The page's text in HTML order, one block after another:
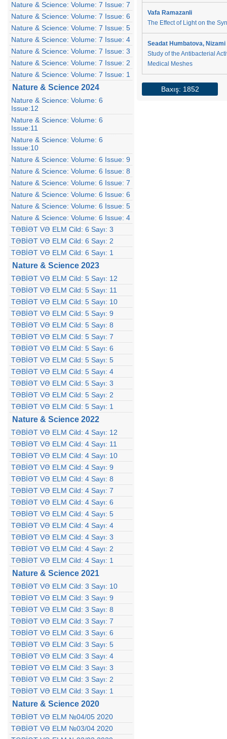
Nature & Science: Volume: 7 Issue: 7
Nature & Science: Volume: 7 Issue: 6
Nature & Science: Volume: 7 Issue: 5
Nature & Science: Volume: 7 Issue: 4
Nature & Science: Volume: 7 Issue: 3
Nature & Science: Volume: 7 Issue: 2
Nature & Science: Volume: 7 Issue: 1
Nature & Science 2024
Nature & Science: Volume: 6
Issue:12
Nature & Science: Volume: 6
Issue:11
Nature & Science: Volume: 6
Issue:10
Nature & Science: Volume: 6 Issue: 9
Nature & Science: Volume: 6 Issue: 8
Nature & Science: Volume: 6 Issue: 7
Nature & Science: Volume: 6 Issue: 6
Nature & Science: Volume: 6 Issue: 5
Nature & Science: Volume: 6 Issue: 4
TƏBİƏT VƏ ELM Cild: 6 Sayı: 3
TƏBİƏT VƏ ELM Cild: 6 Sayı: 2
TƏBİƏT VƏ ELM Cild: 6 Sayı: 1
Nature & Science 2023
TƏBİƏT VƏ ELM Cild: 5 Sayı: 12
TƏBİƏT VƏ ELM Cild: 5 Sayı: 11
TƏBİƏT VƏ ELM Cild: 5 Sayı: 10
TƏBİƏT VƏ ELM Cild: 5 Sayı: 9
TƏBİƏT VƏ ELM Cild: 5 Sayı: 8
TƏBİƏT VƏ ELM Cild: 5 Sayı: 7
TƏBİƏT VƏ ELM Cild: 5 Sayı: 6
TƏBİƏT VƏ ELM Cild: 5 Sayı: 5
TƏBİƏT VƏ ELM Cild: 5 Sayı: 4
TƏBİƏT VƏ ELM Cild: 5 Sayı: 3
TƏBİƏT VƏ ELM Cild: 5 Sayı: 2
TƏBİƏT VƏ ELM Cild: 5 Sayı: 1
Nature & Science 2022
TƏBİƏT VƏ ELM Cild: 4 Sayı: 12
TƏBİƏT VƏ ELM Cild: 4 Sayı: 11
TƏBİƏT VƏ ELM Cild: 4 Sayı: 10
TƏBİƏT VƏ ELM Cild: 4 Sayı: 9
TƏBİƏT VƏ ELM Cild: 4 Sayı: 8
TƏBİƏT VƏ ELM Cild: 4 Sayı: 7
TƏBİƏT VƏ ELM Cild: 4 Sayı: 6
TƏBİƏT VƏ ELM Cild: 4 Sayı: 5
TƏBİƏT VƏ ELM Cild: 4 Sayı: 4
TƏBİƏT VƏ ELM Cild: 4 Sayı: 3
TƏBİƏT VƏ ELM Cild: 4 Sayı: 2
TƏBİƏT VƏ ELM Cild: 4 Sayı: 1
Nature & Science 2021
TƏBİƏT VƏ ELM Cild: 3 Sayı: 10
TƏBİƏT VƏ ELM Cild: 3 Sayı: 9
TƏBİƏT VƏ ELM Cild: 3 Sayı: 8
TƏBİƏT VƏ ELM Cild: 3 Sayı: 7
TƏBİƏT VƏ ELM Cild: 3 Sayı: 6
TƏBİƏT VƏ ELM Cild: 3 Sayı: 5
TƏBİƏT VƏ ELM Cild: 3 Sayı: 4
TƏBİƏT VƏ ELM Cild: 3 Sayı: 3
TƏBİƏT VƏ ELM Cild: 3 Sayı: 2
TƏBİƏT VƏ ELM Cild: 3 Sayı: 1
Nature & Science 2020
TƏBİƏT VƏ ELM №04/05 2020
TƏBİƏT VƏ ELM №03/04 2020
Vafa Ramazanli
The Effect of Light on the
Seadat Humbatova,
Study of the Antibacterial
Medical Meshes
Baxış: 1852